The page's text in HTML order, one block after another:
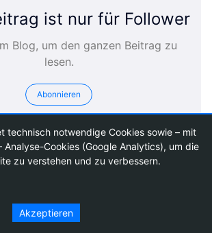
ist nur für Follower
Blog, um den ganzen Beitrag zu
lesen.
Abonnieren
technisch notwendige Cookies sowie – mit
Analyse-Cookies (Google Analytics), um die
zu verstehen und zu verbessern.
Akzeptieren
Preise Agentic Blogging Newsletter
Über
Nutzungsbedingungen
Datenschutz